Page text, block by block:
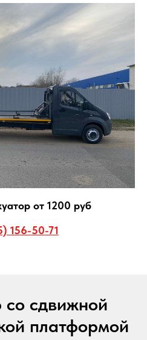
от 1200 руб
156-50-71
со сдвижной
платформой